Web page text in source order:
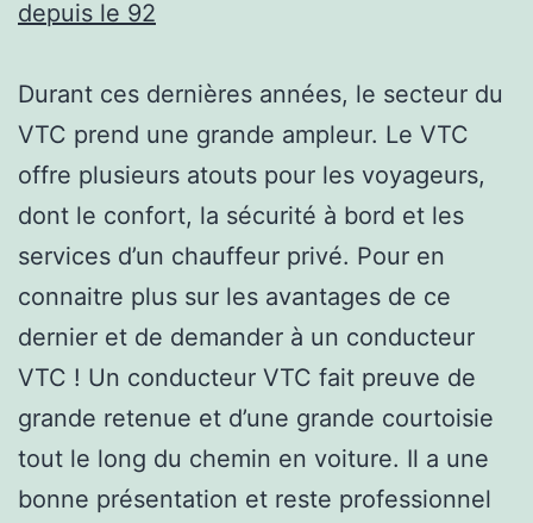
depuis le 92
Durant ces dernières années, le secteur du
VTC prend une grande ampleur. Le VTC
offre plusieurs atouts pour les voyageurs,
dont le confort, la sécurité à bord et les
services d’un chauffeur privé. Pour en
connaitre plus sur les avantages de ce
dernier et de demander à un conducteur
VTC ! Un conducteur VTC fait preuve de
grande retenue et d’une grande courtoisie
tout le long du chemin en voiture. Il a une
bonne présentation et reste professionnel